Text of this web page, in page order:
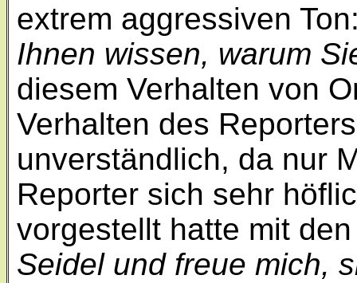
extrem aggressiven
Ihnen wissen, warum
diesem Verhalten von
Verhalten des
unverständlich, da nur
Reporter sich sehr
vorgestellt hatte mit
Seidel und freue mich,